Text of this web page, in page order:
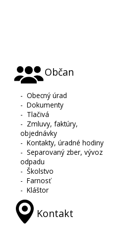
Občan
-Obecný úrad
-Dokumenty
- Tlačivá
- Zmluvy, faktúry,
objednávky
-Kontakty, úradné hodiny
-Separovaný zber, vývoz
odpadu
-Školstvo
-Farnosť
-Kláštor
Kontakt